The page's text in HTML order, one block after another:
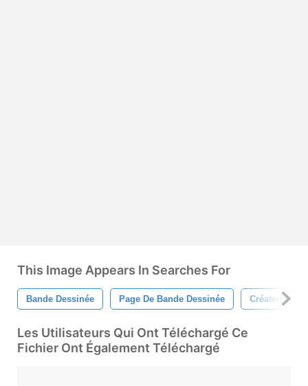
This Image Appears In Searches For
Bande Dessinée Page De Bande Dessinée Créateur De
Les Utilisateurs Qui Ont Téléchargé Ce
Fichier Ont Également Téléchargé